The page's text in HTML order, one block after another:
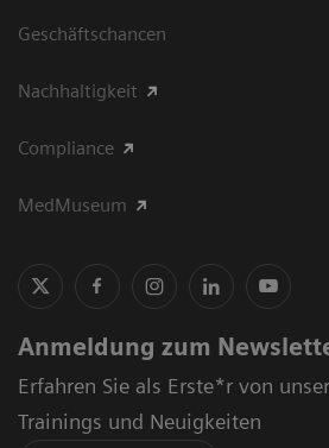
Geschäftschancen
Nachhaltigkeit
Compliance
MedMuseum
Anmeldung zum
Erfahren Sie als Erste*r von
Trainings und Neuigkeiten